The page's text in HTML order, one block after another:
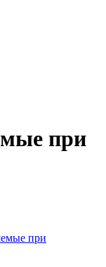
при
при